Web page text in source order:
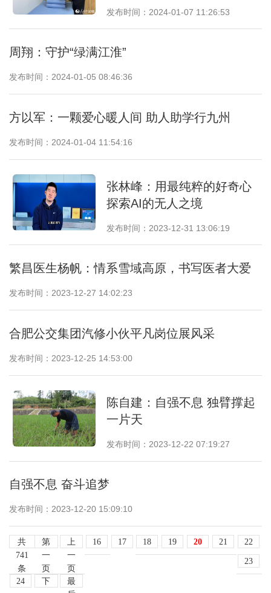
发布时间：2024-01-07 11:26:53
周翔：守护“绿满江淮”
发布时间：2024-01-05 08:46:36
方以军：一颗爱心暖人间 助人助学行九州
发布时间：2024-01-04 11:54:16
张林峰：用最纯粹的好奇心
探索AI的无人之境
发布时间：2023-12-31 13:06:19
繁昌医生杨帆：情系雪域高原，书写医者大爱
发布时间：2023-12-27 14:02:23
合肥公交集团汽修小伙平凡岗位展风采
发布时间：2023-12-25 14:53:00
陈自建：自强不息 独臂撑起
一片天
发布时间：2023-12-22 07:19:27
自强不息 奋斗追梦
发布时间：2023-12-20 15:09:10
共
741
条
第
一
页
上
一
页
16 17 18 19 20 21 22
23
24
下
最